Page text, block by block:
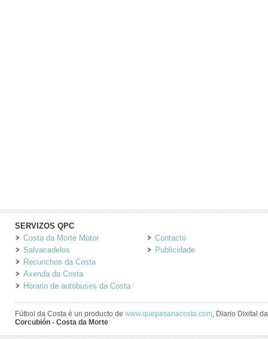
SERVIZOS QPC
Costa da Morte Motor
Salvacadelos
Recunchos da Costa
Axenda da Costa
Horario de autobuses da Costa
Contacto
Publicidade
Fútbol da Costa é un producto de www.quepasanacosta.com, Diario Dixital
Corcubión - Costa da Morte